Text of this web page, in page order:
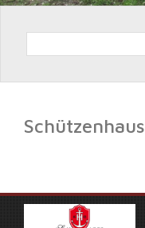
Schützenhaus